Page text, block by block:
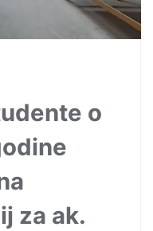
o
za ak.